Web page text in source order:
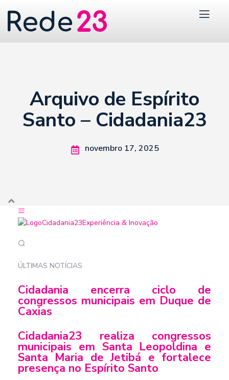
Arquivo de Espírito
Santo – Cidadania23
novembro 17, 2025
Cidadania23Experiência & Inovação
ÚLTIMAS NOTÍCIAS
Cidadania encerra ciclo de
congressos municipais em Duque de
Caxias
Cidadania23 realiza congressos
municipais em Santa Leopoldina e
Santa Maria de Jetibá e fortalece
presença no Espírito Santo